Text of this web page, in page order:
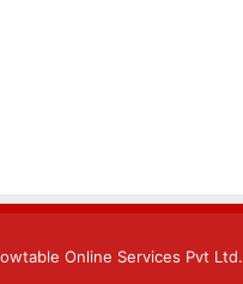
Online Services Pvt Ltd.